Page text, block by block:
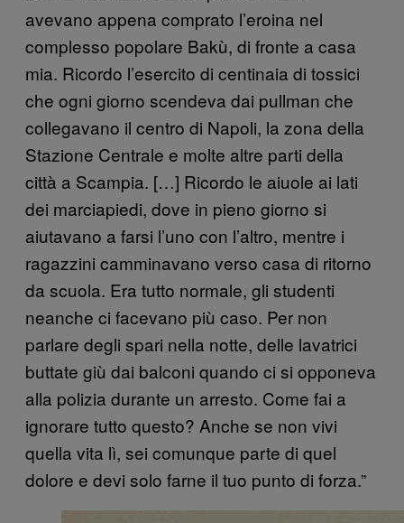
avevano appena comprato l’eroina nel
complesso popolare Bakù, di fronte a casa
mia. Ricordo l’esercito di centinaia di tossici
che ogni giorno scendeva dai pullman che
collegavano il centro di Napoli, la zona della
Stazione Centrale e molte altre parti della
città a Scampia. […] Ricordo le aiuole ai lati
dei marciapiedi, dove in pieno giorno si
aiutavano a farsi l’uno con l’altro, mentre i
ragazzini camminavano verso casa di ritorno
da scuola. Era tutto normale, gli studenti
neanche ci facevano più caso. Per non
parlare degli spari nella notte, delle lavatrici
buttate giù dai balconi quando ci si opponeva
alla polizia durante un arresto. Come fai a
ignorare tutto questo? Anche se non vivi
quella vita lì, sei comunque parte di quel
dolore e devi solo farne il tuo punto di forza.”